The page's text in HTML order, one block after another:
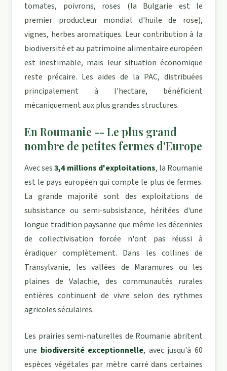
tomates, poivrons, roses (la Bulgarie est le
premier producteur mondial d'huile de rose),
vignes, herbes aromatiques. Leur contribution à la
biodiversité et au patrimoine alimentaire européen
est inestimable, mais leur situation économique
reste précaire. Les aides de la PAC, distribuées
principalement à l'hectare, bénéficient
mécaniquement aux plus grandes structures.
En Roumanie -- Le plus grand
nombre de petites fermes d'Europe
Avec ses3,4 millions d'exploitations, la Roumanie
est le pays européen qui compte le plus de fermes.
La grande majorité sont des exploitations de
subsistance ou semi-subsistance, héritées d'une
longue tradition paysanne que même les décennies
de collectivisation forcée n'ont pas réussi à
éradiquer complètement. Dans les collines de
Transylvanie, les vallées de Maramures ou les
plaines de Valachie, des communautés rurales
entières continuent de vivre selon des rythmes
agricoles séculaires.
Les prairies semi-naturelles de Roumanie abritent
une biodiversité exceptionnelle, avec jusqu'à 60
espèces végétales par mètre carré dans certaines